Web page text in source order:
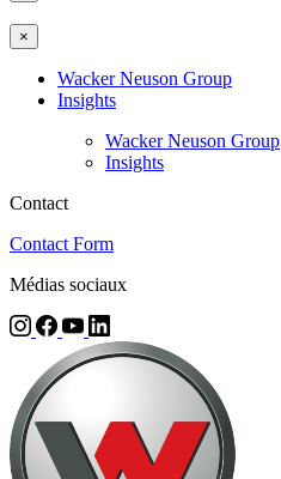
×
Wacker Neuson Group
Insights
Wacker Neuson Group
Insights
Contact
Contact Form
Médias sociaux